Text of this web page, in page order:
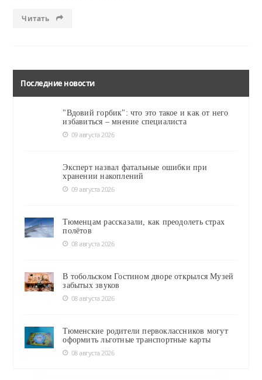
Читать
Последние новости
"Вдовий горбик": что это такое и как от него
избавиться – мнение специалиста
09 августа 2026
Эксперт назвал фатальные ошибки при
хранении накоплений
09 августа 2026
Тюменцам рассказали, как преодолеть страх
полётов
08 августа 2026
В тобольском Гостином дворе открылся Музей
забытых звуков
08 августа 2026
Тюменские родители первоклассников могут
оформить льготные транспортные карты
08 августа 2026